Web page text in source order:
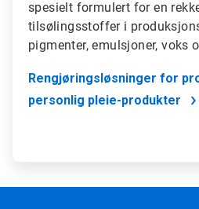
spesielt formulert for en
tilsølingsstoffer i
pigmenter, emulsjoner, voks
Rengjøringsløsninger for
personlig pleie-produkter